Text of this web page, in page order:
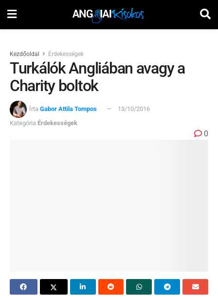
Kezdőoldal Érdekességek
Turkálók Angliában avagy a
Charity boltok
Írta Gabor Attila Tompos
13/10/2016
Kategória Érdekességek
0